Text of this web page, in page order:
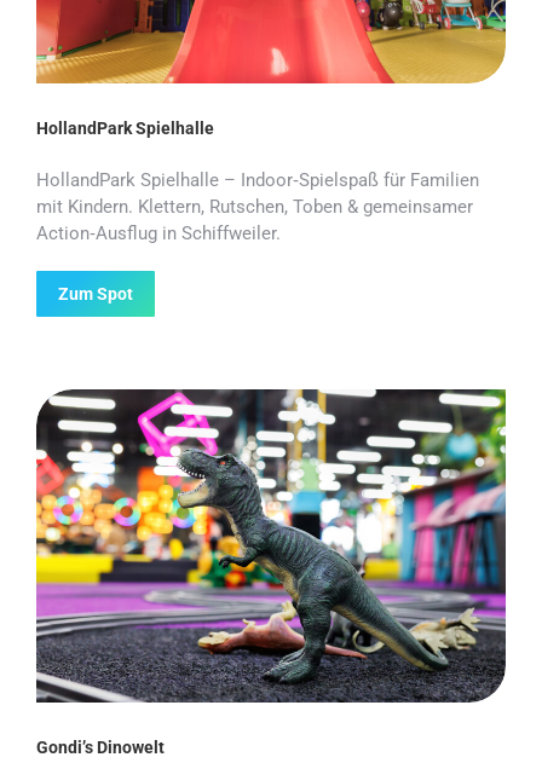
HollandPark Spielhalle
HollandPark Spielhalle – Indoor‑Spielspaß für Familien
mit Kindern. Klettern, Rutschen, Toben & gemeinsamer
Action‑Ausflug in Schiffweiler.
Zum Spot
Gondi’s Dinowelt